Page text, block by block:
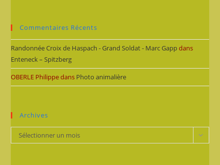
Commentaires Récents
Randonnée Croix de Haspach - Grand Soldat - Marc Gappdans
Enteneck – Spitzberg
OBERLE Philippedans Photo animalière
Archives
Archives
Sélectionner un mois